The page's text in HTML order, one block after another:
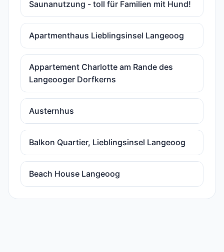
Saunanutzung - toll für Familien mit Hund!
Apartmenthaus Lieblingsinsel Langeoog
Appartement Charlotte am Rande des
Langeooger Dorfkerns
Austernhus
Balkon Quartier, Lieblingsinsel Langeoog
Beach House Langeoog